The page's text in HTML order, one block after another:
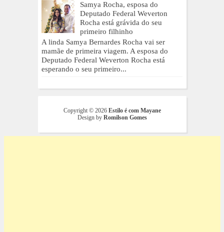
Samya Rocha, esposa do
Deputado Federal Weverton
Rocha está grávida do seu
primeiro filhinho
A linda Samya Bernardes Rocha vai ser
mamãe de primeira viagem. A esposa do
Deputado Federal Weverton Rocha está
esperando o seu primeiro...
Copyright © 2026 Estilo é com Mayane
Design by Romilson Gomes